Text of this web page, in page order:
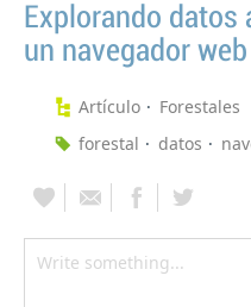
Explorando
un navegador web
Artículo
Forestales
forestal
datos